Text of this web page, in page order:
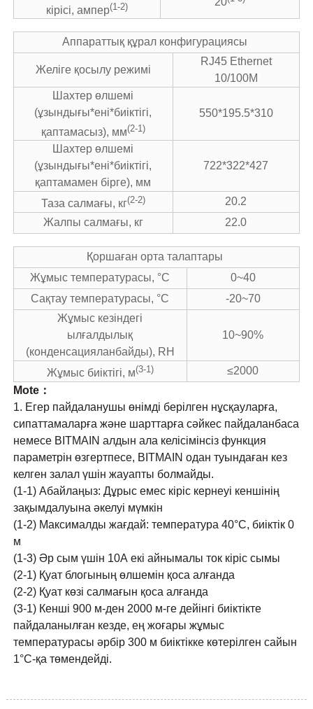
кірісі, ампер(1-2)
Аппараттық құрал конфигурациясы
Желіге қосылу режимі
RJ45 Ethernet
10/100M
Шахтер өлшемі
(ұзындығы*ені*биіктігі,
қаптамасыз), мм(2-1)
550*195.5*310
Шахтер өлшемі
(ұзындығы*ені*биіктігі,
қаптамамен бірге), мм
722*322*427
Таза салмағы, кг(2-2)
20.2
Жалпы салмағы, кг
22.0
Қоршаған орта талаптары
Жұмыс температурасы, °C
0~40
Сақтау температурасы, °C
-20~70
Жұмыс кезіндегі
ылғалдылық
(конденсацияланбайды), RH
10~90%
Жұмыс биіктігі, м(3-1)
≤2000
Mote：
1. Егер пайдаланушы өнімді берілген нұсқауларға,
сипаттамаларға және шарттарға сәйкес пайдаланбаса
немесе BITMAIN алдын ала келісімінсіз функция
параметрін өзгертпесе, BITMAIN одан туындаған кез
келген залал үшін жауапты болмайды.
(1-1) Абайлаңыз: Дұрыс емес кіріс кернеуі кеншінің
зақымдалуына әкелуі мүмкін
(1-2) Максималды жағдай: температура 40°C, биіктік 0
м
(1-3) Әр сым үшін 10А екі айнымалы ток кіріс сымы
(2-1) Қуат блогының өлшемін қоса алғанда
(2-2) Қуат көзі салмағын қоса алғанда
(3-1) Кенші 900 м-ден 2000 м-ге дейінгі биіктікте
пайдаланылған кезде, ең жоғары жұмыс
температурасы әрбір 300 м биіктікке көтерілген сайын
1°C-қа төмендейді.